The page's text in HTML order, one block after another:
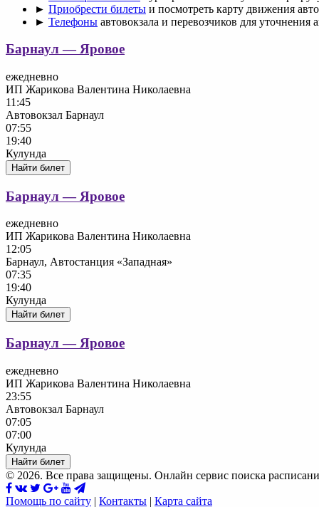
► Приобрести билеты и посмотреть карту движения
► Телефоны автовокзала и перевозчиков для
Барнаул — Яровое
ежедневно
ИП Жарикова Валентина Николаевна
11:45
Автовокзал Барнаул
07:55
19:40
Кулунда
Найти билет
Барнаул — Яровое
ежедневно
ИП Жарикова Валентина Николаевна
12:05
Барнаул, Автостанция «Западная»
07:35
19:40
Кулунда
Найти билет
Барнаул — Яровое
ежедневно
ИП Жарикова Валентина Николаевна
23:55
Автовокзал Барнаул
07:05
07:00
Кулунда
Найти билет
© 2026. Все права защищены. Онлайн сервис поиска
Помощь по сайту | Контакты | Карта сайта